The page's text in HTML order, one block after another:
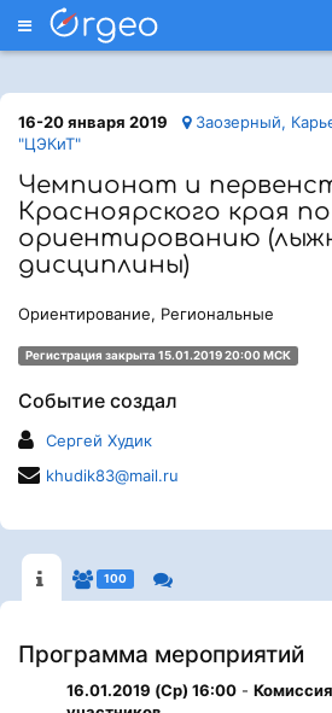
Меню
16-20 января 2019
Заозерный,
"ЦЭКиТ"
Чемпионат и
Красноярского края
ориентированию
дисциплины)
Ориентирование, Региональные
Регистрация закрыта 15.01.2019 20:00 МСК
Событие создал
Сергей Худик
khudik83@mail.ru
100
Программа мероприятий
16.01.2019 (Ср) 16:00 -